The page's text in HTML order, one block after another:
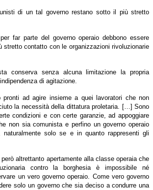
di un tal governo restano sotto il più stretto
far parte del governo operaio debbono essere
stretto contatto con le organizzazioni rivoluzionarie
conserva senza alcuna limitazione la propria
di agitazione.
ad agire insieme a quei lavoratori che non
la necessità della dittatura proletaria. […] Sono
condizioni e con certe garanzie, ad appoggiare
non sia comunista e perfino un governo operaio
naturalmente solo se e in quanto rappresenti gli
però altrettanto apertamente alla classe operaia che
contro la borghesia è impossibile né
un vero governo operaio. Come vero governo
solo un governo che sia deciso a condurre una